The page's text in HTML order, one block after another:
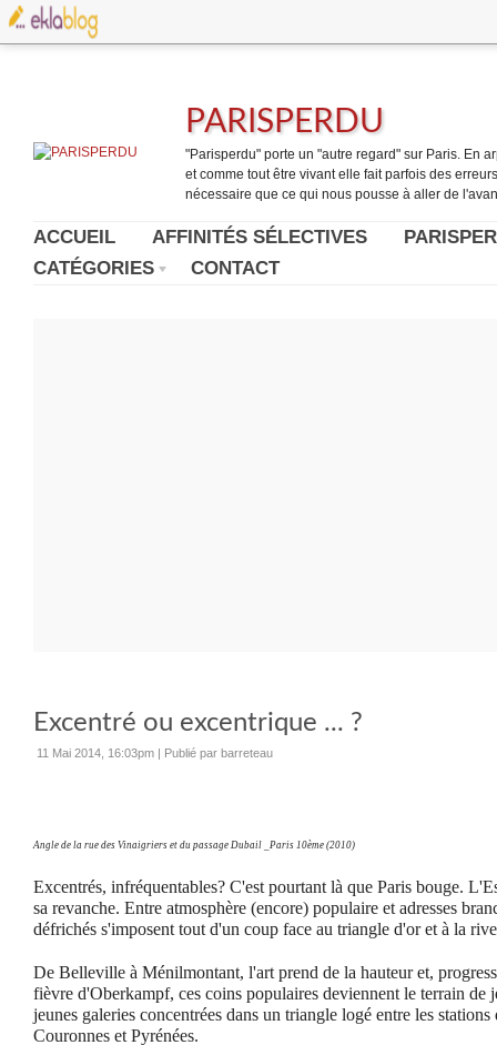
PARISPERDU
"Parisperdu" porte un "autre regard" sur Paris. En
et comme tout être vivant elle fait parfois des
nécessaire que ce qui nous pousse à aller de
ACCUEIL AFFINITÉS SÉLECTIVES
CATÉGORIES
CONTACT
Excentré ou excentrique ... ?
11 Mai 2014, 16:03pm | Publié par barreteau
Angle de la rue des Vinaigriers et du passage Dubail _Paris 10ème (2010)
Excentrés, infréquentables? C'est pourtant là que Paris bouge.
sa revanche. Entre atmosphère (encore) populaire et adresses
défrichés s'imposent tout d'un coup face au triangle d'or et à la
De Belleville à Ménilmontant, l'art prend de la hauteur et,
fièvre d'Oberkampf, ces coins populaires deviennent le terrain de
jeunes galeries concentrées dans un triangle logé entre les
Couronnes et Pyrénées.